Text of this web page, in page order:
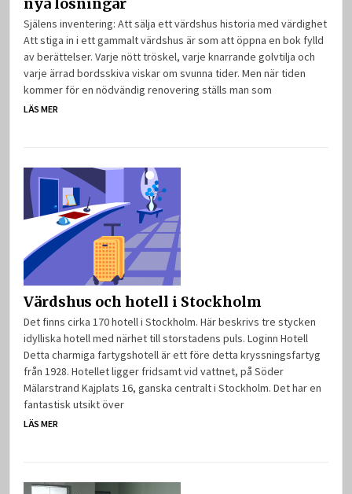
Själens inventering: Att sälja ett värdshus historia med värdighet
Att stiga in i ett gammalt värdshus är som att öppna en bok fylld
av berättelser. Varje nött tröskel, varje knarrande golvtilja och
varje ärrad bordsskiva viskar om svunna tider. Men när tiden
kommer för en nödvändig renovering ställs man som
LÄS MER
Värdshus och hotell i Stockholm
Det finns cirka 170 hotell i Stockholm. Här beskrivs tre stycken
idylliska hotell med närhet till storstadens puls. Loginn Hotell
Detta charmiga fartygshotell är ett före detta kryssningsfartyg
från 1928. Hotellet ligger fridsamt vid vattnet, på Söder
Mälarstrand Kajplats 16, ganska centralt i Stockholm. Det har en
fantastisk utsikt över
LÄS MER